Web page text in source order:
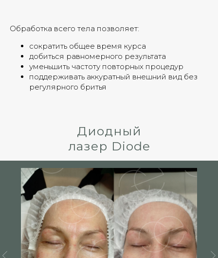
Обработка всего тела позволяет:
сократить общее время курса
добиться равномерного результата
уменьшить частоту повторных процедур
поддерживать аккуратный внешний вид без
регулярного бритья
Диодный
лазер Diode